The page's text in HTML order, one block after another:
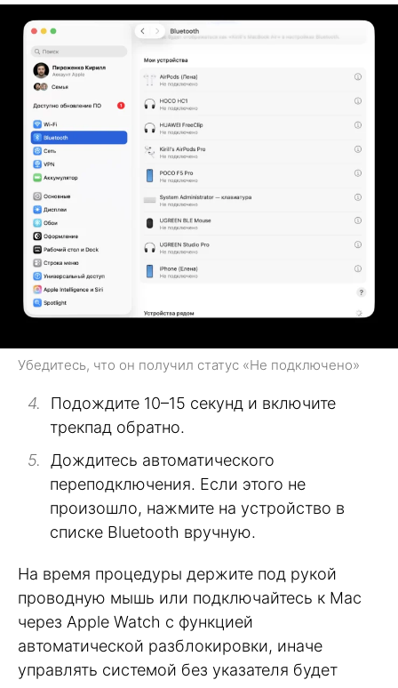
Убедитесь, что он получил статус «Не подключено»
Подождите 10–15 секунд и включите
трекпад обратно.
Дождитесь автоматического
переподключения. Если этого не
произошло, нажмите на устройство в
списке Bluetooth вручную.
На время процедуры держите под рукой
проводную мышь или подключайтесь к Mac
через Apple Watch с функцией
автоматической разблокировки, иначе
управлять системой без указателя будет